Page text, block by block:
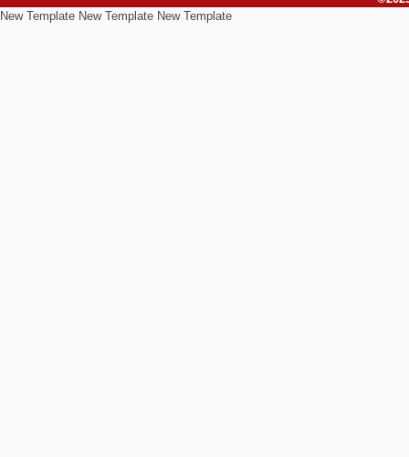
New Template New Template New Template